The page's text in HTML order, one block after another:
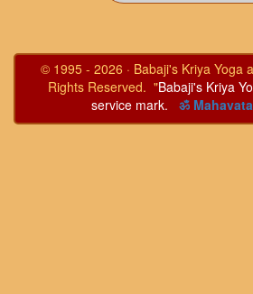
© 1995 - 2026 · Babaji's Kriya Yoga
Rights Reserved. "Babaji's Kriya
service mark.
ॐ